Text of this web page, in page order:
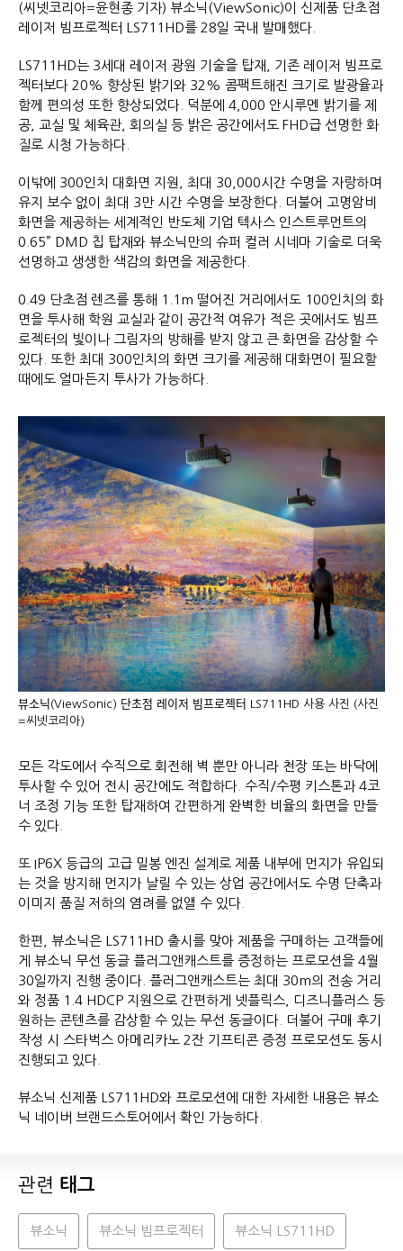
(씨넷코리아=윤현종 기자) 뷰소닉(ViewSonic)이 신제품 단초점
레이저 빔프로젝터 LS711HD를 28일 국내 발매했다.
LS711HD는 3세대 레이저 광원 기술을 탑재, 기존 레이저 빔프로
젝터보다 20% 향상된 밝기와 32% 콤팩트해진 크기로 발광율과
함께 편의성 또한 향상되었다. 덕분에 4,000 안시루멘 밝기를 제
공, 교실 및 체육관, 회의실 등 밝은 공간에서도 FHD급 선명한 화
질로 시청 가능하다.
이밖에 300인치 대화면 지원, 최대 30,000시간 수명을 자랑하며
유지 보수 없이 최대 3만 시간 수명을 보장한다. 더불어 고명암비
화면을 제공하는 세계적인 반도체 기업 텍사스 인스트루먼트의
0.65” DMD 칩 탑재와 뷰소닉만의 슈퍼 컬러 시네마 기술로 더욱
선명하고 생생한 색감의 화면을 제공한다.
0.49 단초점 렌즈를 통해 1.1m 떨어진 거리에서도 100인치의 화
면을 투사해 학원 교실과 같이 공간적 여유가 적은 곳에서도 빔프
로젝터의 빛이나 그림자의 방해를 받지 않고 큰 화면을 감상할 수
있다. 또한 최대 300인치의 화면 크기를 제공해 대화면이 필요할
때에도 얼마든지 투사가 가능하다.
뷰소닉(ViewSonic) 단초점 레이저 빔프로젝터 LS711HD 사용 사진 (사진
=씨넷코리아)
모든 각도에서 수직으로 회전해 벽 뿐만 아니라 천장 또는 바닥에
투사할 수 있어 전시 공간에도 적합하다. 수직/수평 키스톤과 4코
너 조정 기능 또한 탑재하여 간편하게 완벽한 비율의 화면을 만들
수 있다.
또 IP6X 등급의 고급 밀봉 엔진 설계로 제품 내부에 먼지가 유입되
는 것을 방지해 먼지가 날릴 수 있는 상업 공간에서도 수명 단축과
이미지 품질 저하의 염려를 없앨 수 있다.
한편, 뷰소닉은 LS711HD 출시를 맞아 제품을 구매하는 고객들에
게 뷰소닉 무선 동글 플러그앤캐스트를 증정하는 프로모션을 4월
30일까지 진행 중이다. 플러그앤캐스트는 최대 30m의 전송 거리
와 정품 1.4 HDCP 지원으로 간편하게 넷플릭스, 디즈니플러스 등
원하는 콘텐츠를 감상할 수 있는 무선 동글이다. 더불어 구매 후기
작성 시 스타벅스 아메리카노 2잔 기프티콘 증정 프로모션도 동시
진행되고 있다.
뷰소닉 신제품 LS711HD와 프로모션에 대한 자세한 내용은 뷰소
닉 네이버 브랜드스토어에서 확인 가능하다.
관련 태그
뷰소닉 뷰소닉 빔프로젝터 뷰소닉 LS711HD